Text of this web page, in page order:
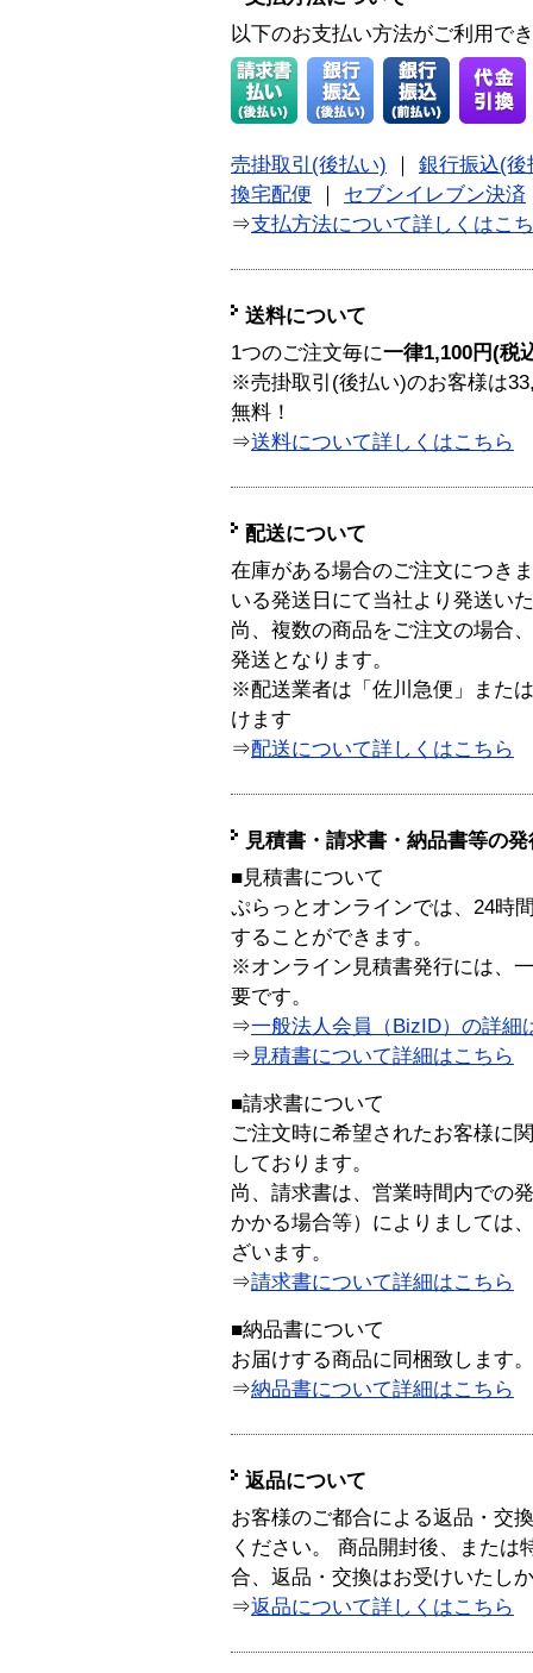
以下のお支払い方法がご利用で
売掛取引(後払い) ｜ 銀行振込(後
換宅配便 ｜ セブンイレブン決済
⇒支払方法について詳しくはこ
送料について
1つのご注文毎に一律1,100円(税
※売掛取引(後払い)のお客様は
無料！
⇒送料について詳しくはこちら
配送について
在庫がある場合のご注文につき
いる発送日にて当社より発送い
尚、複数の商品をご注文の場合
発送となります。
※配送業者は「佐川急便」また
けます
⇒配送について詳しくはこちら
見積書・請求書・納品書等の
■見積書について
ぷらっとオンラインでは、24時
することができます。
※オンライン見積書発行には、
要です。
⇒一般法人会員（BizID）の詳細
⇒ 見積書について詳細はこちら
■請求書について
ご注文時に希望されたお客様に
しております。
尚、請求書は、営業時間内での
かかる場合等）によりましては
ざいます。
⇒請求書について詳細はこちら
■納品書について
お届けする商品に同梱致します。
⇒納品書について詳細はこちら
返品について
お客様のご都合による返品・交
ください。 商品開封後、または
合、返品・交換はお受けいたし
⇒返品について詳しくはこちら